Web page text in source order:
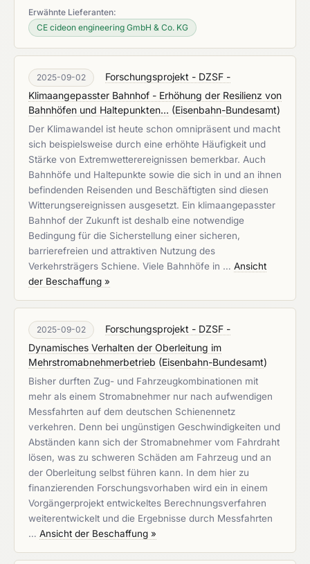
Erwähnte Lieferanten:
CE cideon engineering GmbH & Co. KG
2025-09-02
Forschungsprojekt - DZSF -
Klimaangepasster Bahnhof - Erhöhung der Resilienz von
Bahnhöfen und Haltepunkten... (Eisenbahn-Bundesamt)
Der Klimawandel ist heute schon omnipräsent und macht
sich beispielsweise durch eine erhöhte Häufigkeit und
Stärke von Extremwetterereignissen bemerkbar. Auch
Bahnhöfe und Haltepunkte sowie die sich in und an ihnen
befindenden Reisenden und Beschäftigten sind diesen
Witterungsereignissen ausgesetzt. Ein klimaangepasster
Bahnhof der Zukunft ist deshalb eine notwendige
Bedingung für die Sicherstellung einer sicheren,
barrierefreien und attraktiven Nutzung des
Verkehrsträgers Schiene. Viele Bahnhöfe in … Ansicht
der Beschaffung »
2025-09-02
Forschungsprojekt - DZSF -
Dynamisches Verhalten der Oberleitung im
Mehrstromabnehmerbetrieb (Eisenbahn-Bundesamt)
Bisher durften Zug- und Fahrzeugkombinationen mit
mehr als einem Stromabnehmer nur nach aufwendigen
Messfahrten auf dem deutschen Schienennetz
verkehren. Denn bei ungünstigen Geschwindigkeiten und
Abständen kann sich der Stromabnehmer vom Fahrdraht
lösen, was zu schweren Schäden am Fahrzeug und an
der Oberleitung selbst führen kann. In dem hier zu
finanzierenden Forschungsvorhaben wird ein in einem
Vorgängerprojekt entwickeltes Berechnungsverfahren
weiterentwickelt und die Ergebnisse durch Messfahrten
… Ansicht der Beschaffung »